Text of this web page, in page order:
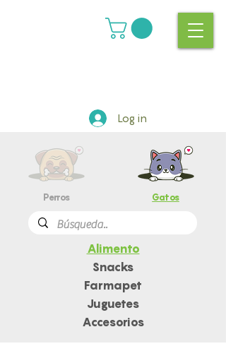
Log in
Perros Gatos
Alimento
Snacks
Farmapet
Juguetes
Accesorios